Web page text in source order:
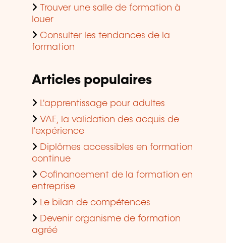
Trouver une salle de formation à
louer
Consulter les tendances de la
formation
Articles populaires
L'apprentissage pour adultes
VAE, la validation des acquis de
l'expérience
Diplômes accessibles en formation
continue
Cofinancement de la formation en
entreprise
Le bilan de compétences
Devenir organisme de formation
agréé